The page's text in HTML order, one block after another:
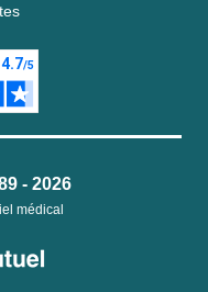
- 2026
médical